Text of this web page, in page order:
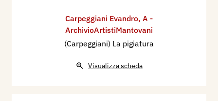
Carpeggiani Evandro, A -
ArchivioArtistiMantovani
(Carpeggiani) La pigiatura
Visualizza scheda